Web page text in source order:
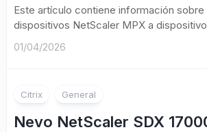
Este artículo contiene información
dispositivos NetScaler MPX a
01/04/2026
Citrix General
Nevo NetScaler SDX